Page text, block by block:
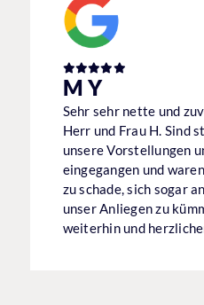
M Y
Sehr sehr nette und
Herr und Frau H. Sind
unsere Vorstellungen
eingegangen und
zu schade, sich sogar
unser Anliegen zu
weiterhin und